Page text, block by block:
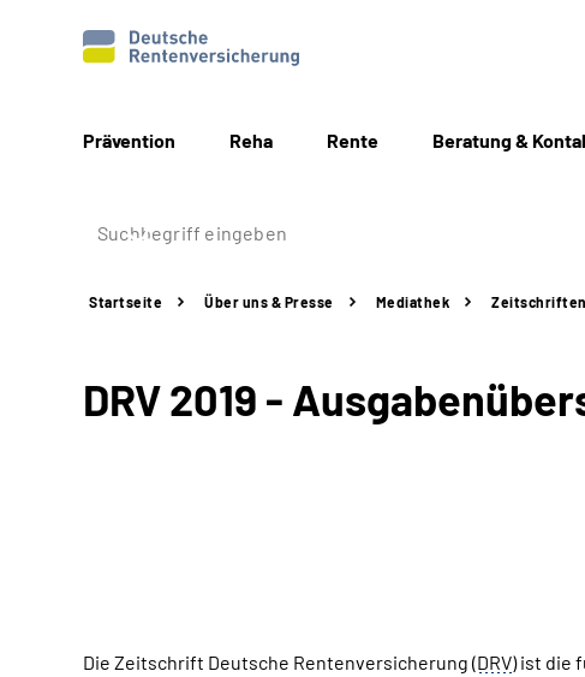
Prävention Reha Rente Beratung &
Startseite Über uns & Presse Mediathek Zeitschriften
DRV 2019 -
Die Zeitschrift Deutsche Rentenversicherung (DRV) ist die